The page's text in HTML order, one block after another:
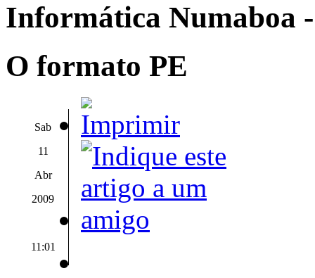
Informática Numaboa
O formato PE
Sab
11
Abr
2009
11:01